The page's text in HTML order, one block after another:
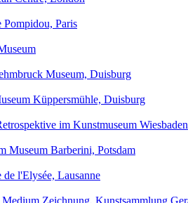
Paris
Museum, Duisburg
Küppersmühle, Duisburg
im Kunstmuseum Wiesbaden
Museum Barberini, Potsdam
l'Elysée, Lausanne